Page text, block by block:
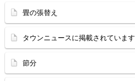
畳の張替え
タウンニュースに掲載されています
節分